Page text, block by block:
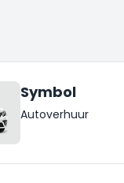
Symbol
Autoverhuur